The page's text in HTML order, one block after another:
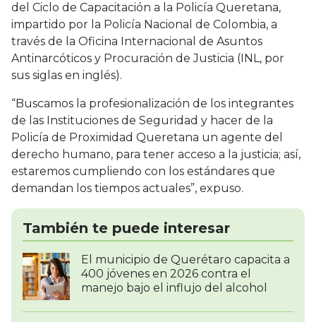
del Ciclo de Capacitación a la Policía Queretana,
impartido por la Policía Nacional de Colombia, a
través de la Oficina Internacional de Asuntos
Antinarcóticos y Procuración de Justicia (INL, por
sus siglas en inglés).
“Buscamos la profesionalización de los integrantes
de las Instituciones de Seguridad y hacer de la
Policía de Proximidad Queretana un agente del
derecho humano, para tener acceso a la justicia; así,
estaremos cumpliendo con los estándares que
demandan los tiempos actuales”, expuso.
También te puede interesar
El municipio de Querétaro capacita a
400 jóvenes en 2026 contra el
manejo bajo el influjo del alcohol